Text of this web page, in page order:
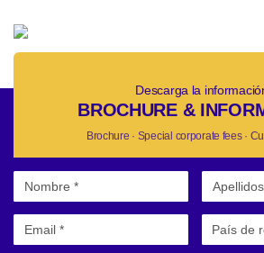
Descarga la
BROCHURE &
Brochure · Special corporate fees ·